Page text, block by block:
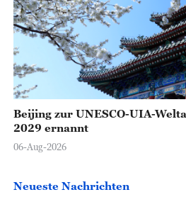
Beijing zur UNESCO-UIA-
2029 ernannt
06-Aug-2026
Neueste Nachrichten